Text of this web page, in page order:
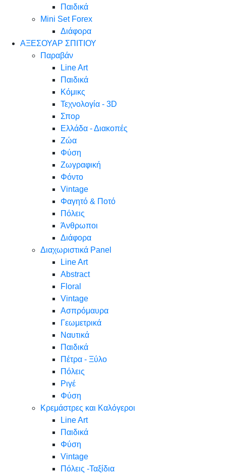
Παιδικά
Mini Set Forex
Διάφορα
ΑΞΕΣΟΥΑΡ ΣΠΙΤΙΟΥ
Παραβάν
Line Art
Παιδικά
Κόμικς
Τεχνολογία - 3D
Σπορ
Ελλάδα - Διακοπές
Ζώα
Φύση
Ζωγραφική
Φόντο
Vintage
Φαγητό & Ποτό
Πόλεις
Άνθρωποι
Διάφορα
Διαχωριστικά Panel
Line Art
Abstract
Floral
Vintage
Ασπρόμαυρα
Γεωμετρικά
Ναυτικά
Παιδικά
Πέτρα - Ξύλο
Πόλεις
Ριγέ
Φύση
Κρεμάστρες και Καλόγεροι
Line Art
Παιδικά
Φύση
Vintage
Πόλεις -Ταξίδια